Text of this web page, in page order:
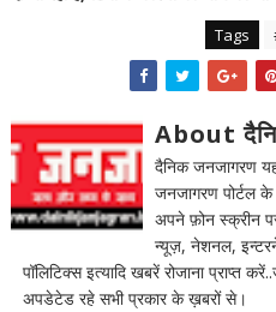
Tags
About
दैनिक जनजागरण
जनजागरण पोर्टल
अपने फ़ोन स्क्रीन
न्यूज़, नेशनल,
पॉलिटिक्स इत्यादि खबरें रोजाना प्राप्त
अपडेटेड रहे सभी प्रकार के ख़बरों से।